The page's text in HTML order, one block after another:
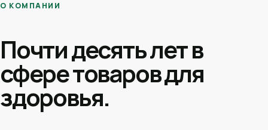
О КОМПАНИИ
Почти десять лет в
сфере товаров для
здоровья.